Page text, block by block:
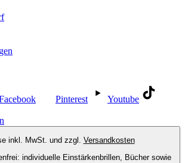
Pinterest Youtube
inkl. MwSt. und zzgl. Versandkosten
individuelle Einstärkenbrillen, Bücher sowie